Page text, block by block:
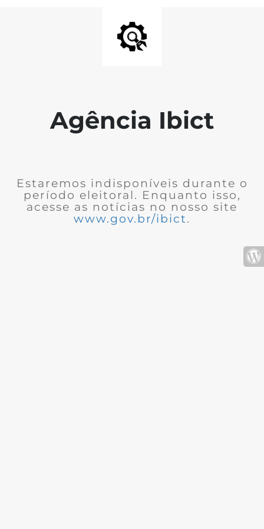
Agência Ibict
Estaremos indisponíveis durante o
período eleitoral. Enquanto isso,
acesse as notícias no nosso site
www.gov.br/ibict.